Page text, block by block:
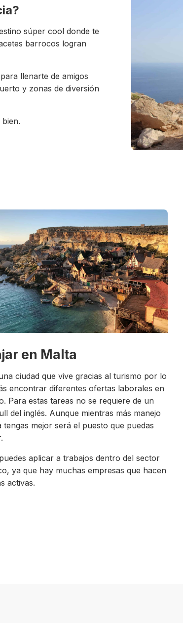
súper cool donde te
barrocos logran
llenarte de amigos
y zonas de diversión
en Malta
ciudad que vive gracias al turismo por lo
encontrar diferentes ofertas laborales en
Para estas tareas no se requiere de un
del inglés. Aunque mientras más manejo
tengas mejor será el puesto que puedas
aplicar a trabajos dentro del sector
ya que hay muchas empresas que hacen
activas.